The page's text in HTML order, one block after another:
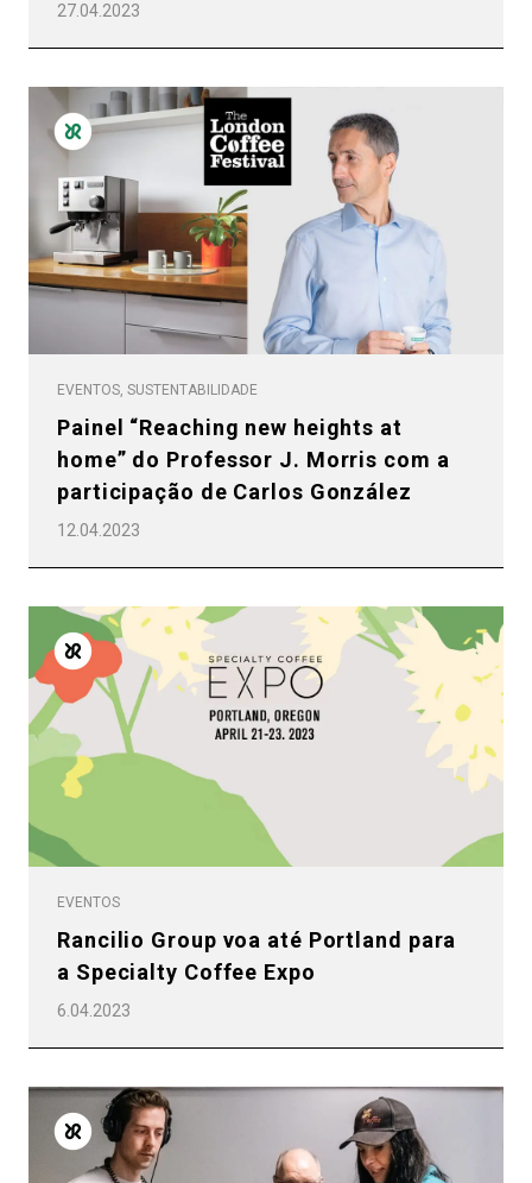
27.04.2023
EVENTOS, SUSTENTABILIDADE
Painel “Reaching new heights at
home” do Professor J. Morris com a
participação de Carlos González
12.04.2023
EVENTOS
Rancilio Group voa até Portland para
a Specialty Coffee Expo
6.04.2023